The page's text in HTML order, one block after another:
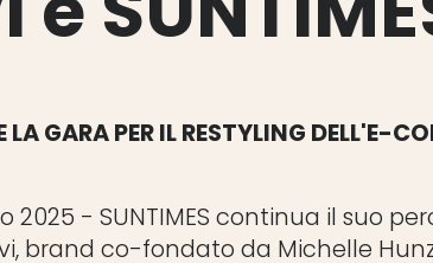
GARA PER IL RESTYLING DELL'E-
2025 - SUNTIMES continua il suo
brand co-fondato da Michelle